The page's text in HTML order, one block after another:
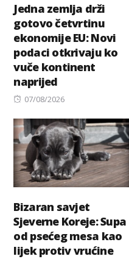
Jedna zemlja drži
gotovo četvrtinu
ekonomije EU: Novi
podaci otkrivaju ko
vuče kontinent
naprijed
Posted
07/08/2026
Bizaran savjet
Sjeverne Koreje: Supa
od psećeg mesa kao
lijek protiv vrućine